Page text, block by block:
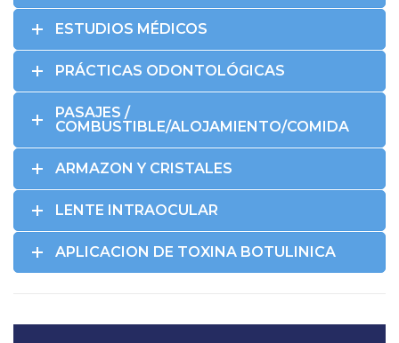
ESTUDIOS MÉDICOS
PRÁCTICAS ODONTOLÓGICAS
PASAJES /
COMBUSTIBLE/ALOJAMIENTO/COMIDA
ARMAZON Y CRISTALES
LENTE INTRAOCULAR
APLICACION DE TOXINA BOTULINICA